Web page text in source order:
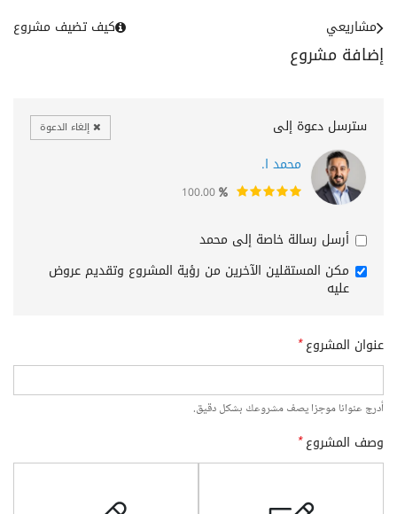
إضافة مشروع
مشاريعي كيف تضيف مشروع
سترسل دعوة إلى إلغاء الدعوة
محمد ا.
أرسل رسالة خاصة إلى محمد
مكن المستقلين الآخرين من رؤية المشروع وتقديم عروض
عليه
عنوان المشروع*
أدرج عنوانا موجزا يصف مشروعك بشكل دقيق.
وصف المشروع*